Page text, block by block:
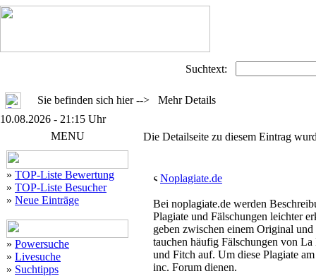
Suchtext:
Sie befinden sich hier --> Mehr Details
10.08.2026 - 21:15 Uhr
MENU
» TOP-Liste Bewertung
» TOP-Liste Besucher
» Neue Einträge
» Powersuche
» Livesuche
» Suchtipps
Die Detailseite zu diesem Eintrag
Noplagiate.de
Bei noplagiate.de werden
Plagiate und Fälschungen leichter
geben zwischen einem Original
tauchen häufig Fälschungen von
und Fitch auf. Um diese Plagiate
inc. Forum dienen.